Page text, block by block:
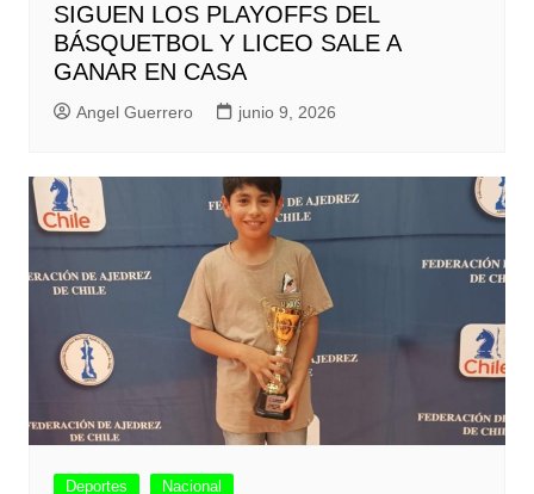
SIGUEN LOS PLAYOFFS DEL
BÁSQUETBOL Y LICEO SALE A
GANAR EN CASA
Angel Guerrero junio 9, 2026
Deportes Nacional